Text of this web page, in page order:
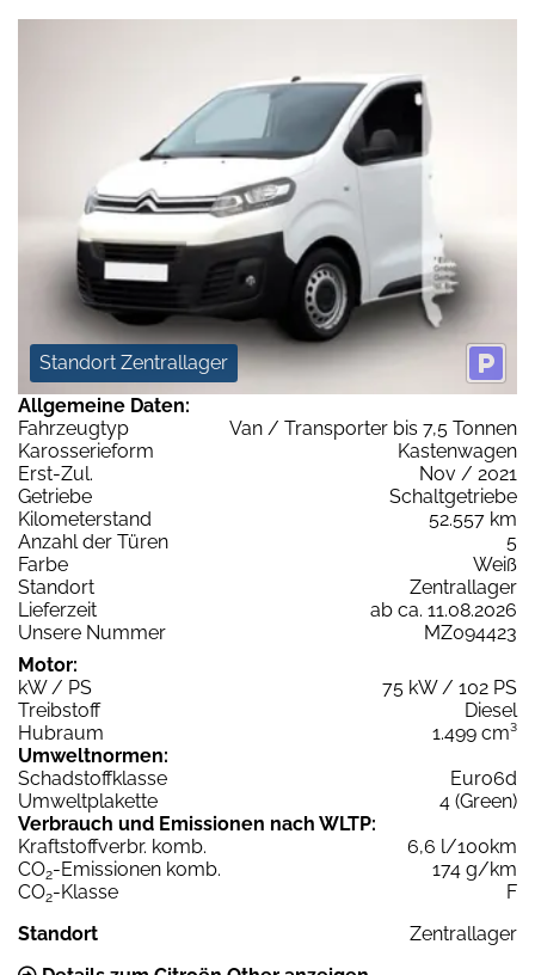
Standort Zentrallager
Allgemeine Daten:
Fahrzeugtyp
Van / Transporter bis 7,5 Tonnen
Karosserieform
Kastenwagen
Erst-Zul.
Nov / 2021
Getriebe
Schaltgetriebe
Kilometerstand
52.557 km
Anzahl der Türen
5
Farbe
Weiß
Standort
Zentrallager
Lieferzeit
ab ca. 11.08.2026
Unsere Nummer
MZ094423
Motor:
kW / PS
75 kW / 102 PS
Treibstoff
Diesel
Hubraum
1.499 cm³
Umweltnormen:
Schadstoffklasse
Euro6d
Umweltplakette
4 (Green)
Verbrauch und Emissionen nach WLTP:
Kraftstoffverbr. komb.
6,6 l/100km
CO2-Emissionen komb.
174 g/km
CO2-Klasse
F
Standort
Zentrallager